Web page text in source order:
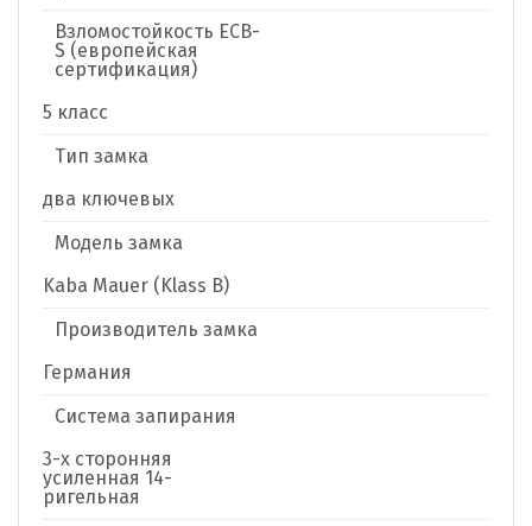
Взломостойкость ECB-
S (европейская
сертификация)
5 класс
Тип замка
два ключевых
Модель замка
Kaba Mauer (Klass B)
Производитель замка
Германия
Система запирания
3-х сторонняя
усиленная 14-
ригельная